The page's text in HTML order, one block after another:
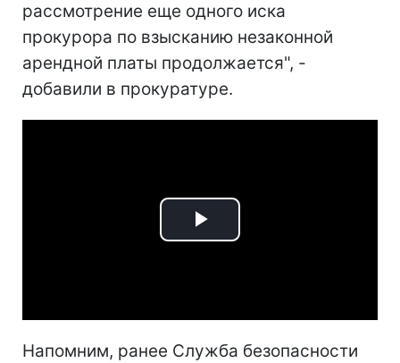
рассмотрение еще одного иска
прокурора по взысканию незаконной
арендной платы продолжается", -
добавили в прокуратуре.
Play
Напомним, ранее Служба безопасности